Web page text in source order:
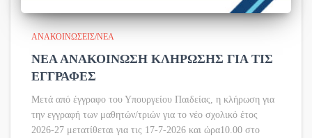
ΑΝΑΚΟΙΝΏΣΕΙΣ/ΝΈΑ
ΝΕΑ ΑΝΑΚΟΙΝΩΣΗ ΚΛΗΡΩΣΗΣ ΓΙΑ ΤΙΣ
ΕΓΓΡΑΦΕΣ
Μετά από έγγραφο του Υπουργείου Παιδείας, η κλήρωση για
την εγγραφή των μαθητών/τριών για το νέο σχολικό έτος
2026-27 μετατίθεται για τις 17-7-2026 και ώρα10.00 στο